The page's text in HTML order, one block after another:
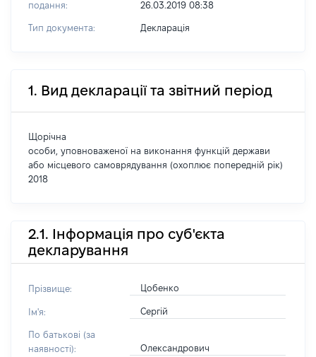
подання:
26.03.2019 08:38
Тип документа: Декларація
1. Вид декларації та звітний період
Щорічна
особи, уповноваженої на виконання функцій держави
або місцевого самоврядування (охоплює попередній рік)
2018
2.1. Інформація про суб'єкта
декларування
Прізвище: Цобенко
Ім'я: Сергій
По батькові (за
наявності):
Олександрович